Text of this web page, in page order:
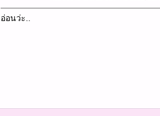
อ่อนว่ะ..